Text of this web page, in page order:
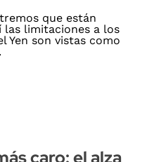
caro: el alza